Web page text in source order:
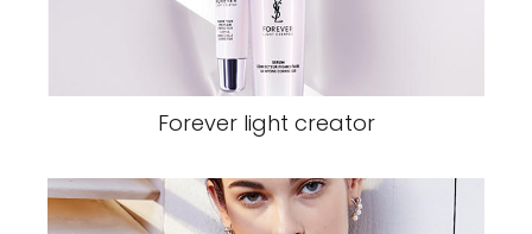
Forever light creator